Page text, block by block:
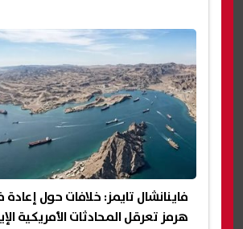
فاينانشال تايمز: خلافات حول
هرمز تعرقل المحادثات الأمريكية